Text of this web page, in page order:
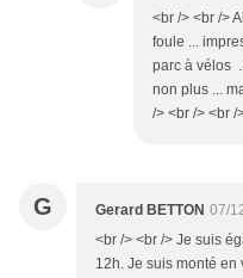
<br /> <br />
foule ...
parc à vélos
non plus ...
/> <br /> <br /
G Gerard BETTON 07/
<br /> <br /> Je suis
12h. Je suis monté